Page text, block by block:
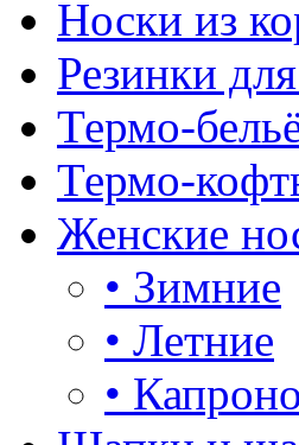
Носки из
Резинки
Термо-
Термо-
Женские
• Зимние
• Летние
•